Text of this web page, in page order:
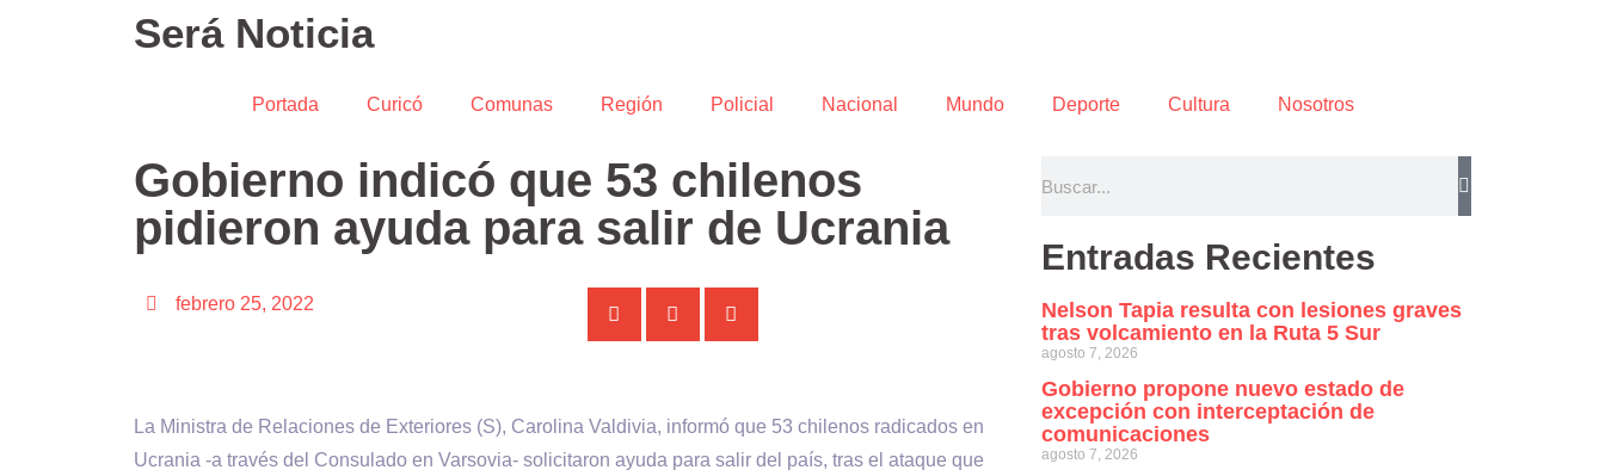
Será Noticia
Portada Curicó Comunas Región Policial Nacional Mundo Deporte Cultura Nosotros
Gobierno indicó que 53 chilenos
pidieron ayuda para salir de Ucrania
febrero 25, 2022
La Ministra de Relaciones de Exteriores (S), Carolina Valdivia, informó que 53 chilenos radicados en
Ucrania -a través del Consulado en Varsovia- solicitaron ayuda para salir del país, tras el ataque que
Entradas Recientes
Nelson Tapia resulta con lesiones graves
tras volcamiento en la Ruta 5 Sur
agosto 7, 2026
Gobierno propone nuevo estado de
excepción con interceptación de
comunicaciones
agosto 7, 2026